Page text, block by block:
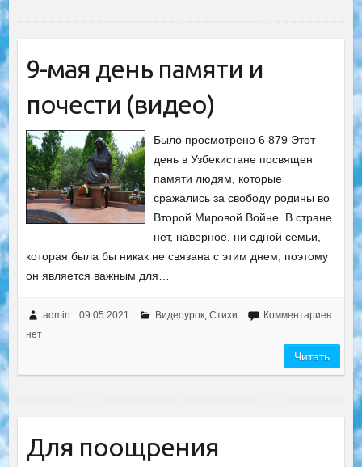
9-мая день памяти и
почести (видео)
Было просмотрено 6 879 Этот
день в Узбекистане посвящен
памяти людям, которые
сражались за свободу родины во
Второй Мировой Войне. В стране
нет, наверное, ни одной семьи,
которая была бы никак не связана с этим днем, поэтому
он является важным для…
admin 09.05.2021 Видеоурок, Стихи
Комментариев
нет
Читать
Для поощрения